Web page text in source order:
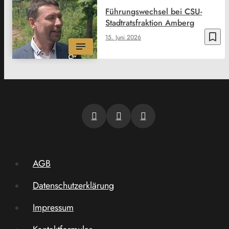
bookmark_border
15. Juni 2026
Führungswechsel bei CSU-
Stadtratsfraktion Amberg
AGB
Datenschutzerklärung
Impressum